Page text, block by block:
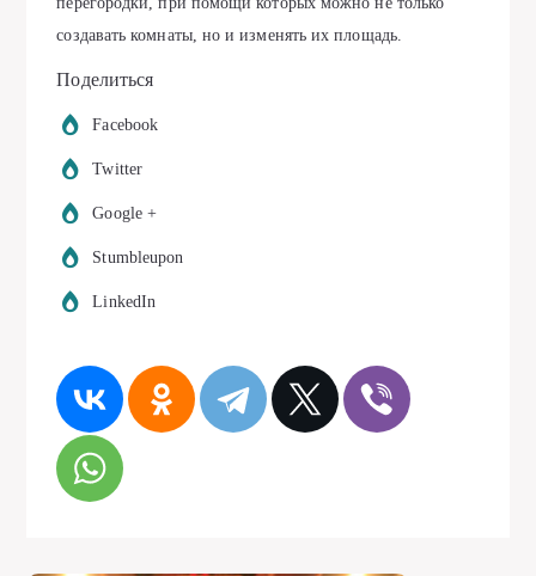
создавать комнаты, но и изменять их площадь.
Поделиться
Facebook
Twitter
Google +
Stumbleupon
LinkedIn